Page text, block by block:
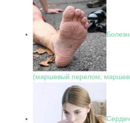
(маршевый перелом,